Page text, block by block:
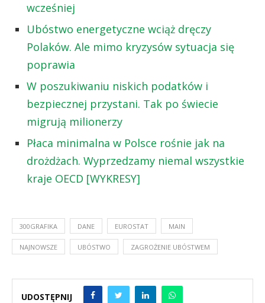
wcześniej
Ubóstwo energetyczne wciąż dręczy
Polaków. Ale mimo kryzysów sytuacja się
poprawia
W poszukiwaniu niskich podatków i
bezpiecznej przystani. Tak po świecie
migrują milionerzy
Płaca minimalna w Polsce rośnie jak na
drożdżach. Wyprzedzamy niemal wszystkie
kraje OECD [WYKRESY]
300GRAFIKA DANE EUROSTAT MAIN
NAJNOWSZE UBÓSTWO ZAGROŻENIE UBÓSTWEM
UDOSTĘPNIJ